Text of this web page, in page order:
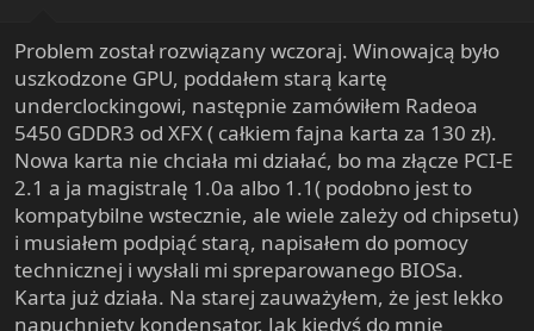
Problem został rozwiązany wczoraj. Winowajcą było
uszkodzone GPU, poddałem starą kartę
underclockingowi, następnie zamówiłem Radeoa
5450 GDDR3 od XFX ( całkiem fajna karta za 130 zł).
Nowa karta nie chciała mi działać, bo ma złącze PCI-E
2.1 a ja magistralę 1.0a albo 1.1( podobno jest to
kompatybilne wstecznie, ale wiele zależy od chipsetu)
i musiałem podpiąć starą, napisałem do pomocy
technicznej i wysłali mi spreparowanego BIOSa.
Karta już działa. Na starej zauważyłem, że jest lekko
napuchnięty kondensator. Jak kiedyś do mnie